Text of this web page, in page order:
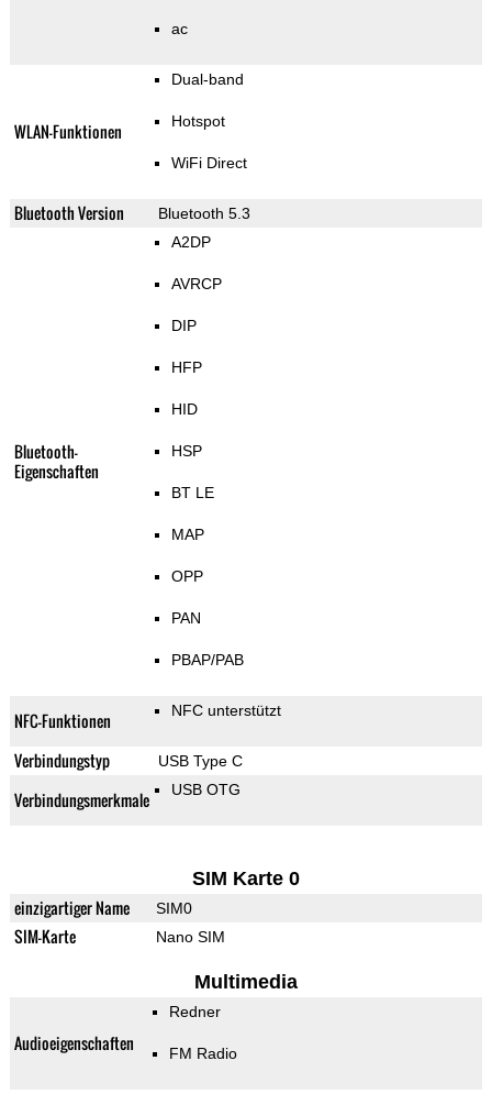
ac
WLAN-Funktionen
Dual-band
Hotspot
WiFi Direct
Bluetooth Version Bluetooth 5.3
Bluetooth-
Eigenschaften
A2DP
AVRCP
DIP
HFP
HID
HSP
BT LE
MAP
OPP
PAN
PBAP/PAB
NFC-Funktionen NFC unterstützt
Verbindungstyp USB Type C
Verbindungsmerkmale USB OTG
SIM Karte 0
einzigartiger Name SIM0
SIM-Karte Nano SIM
Multimedia
Audioeigenschaften
Redner
FM Radio